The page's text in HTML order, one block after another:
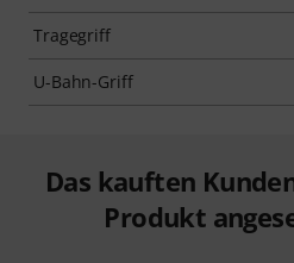
Tragegriff
U-Bahn-Griff
Das kauften
Produkt